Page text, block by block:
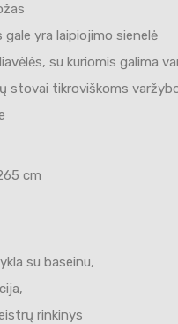
gale yra laipiojimo sienelė
su kuriomis galima
stovai tikroviškoms
cm
su baseinu,
rinkinys